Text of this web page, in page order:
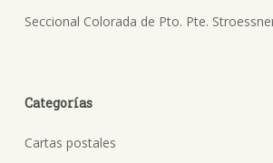
Seccional Colorada de Pto. Pte.
Categorías
Cartas postales